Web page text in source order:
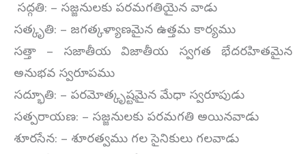
సద్గతి: – సజ్జనులకు పరమగతియైన వాడు
సత్కృతి: – జగత్కళ్యాణమైన ఉత్తమ కార్యము
సత్తా – సజాతీయ విజాతీయ స్వగత భేదరహితమైన
అనుభవ స్వరూపము
సద్భూతి: – పరమోత్కృష్టమైన మేధా స్వరూపుడు
సత్పరాయణ: – సజ్జనులకు పరమగతి అయినవాడు
శూరసేన: – శూరత్వము గల సైనికులు గలవాడు